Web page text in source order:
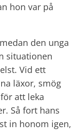
hon var på
den unga
situationen
Vid ett
läxor, smög
att leka
Så fort hans
in honom igen,